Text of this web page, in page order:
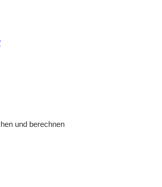
und berechnen